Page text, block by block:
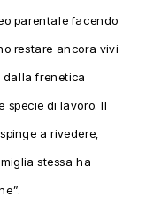
parentale facendo
restare ancora vivi
dalla frenetica
specie di lavoro. Il
a rivedere,
stessa ha